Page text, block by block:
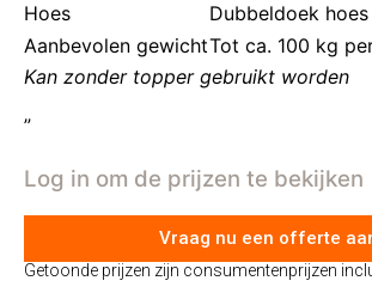
Hoes
Dubbeldoek
Aanbevolen gewichtTot ca. 100 kg
Kan zonder topper gebruikt worden
”
Log in om de prijzen te bekijken
Vraag nu een offerte
Getoonde prijzen zijn consumentenprijzen